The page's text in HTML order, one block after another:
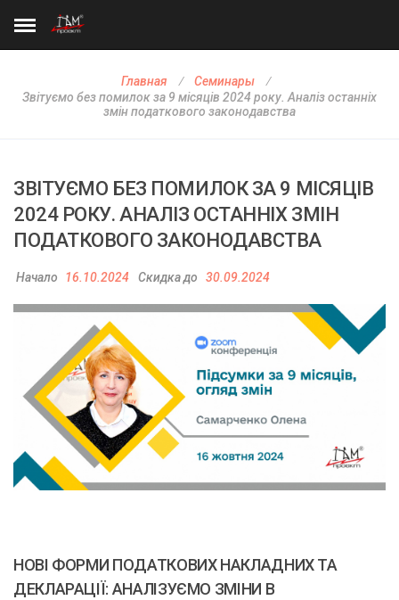
Главная
Семинары
Звітуємо без помилок за 9 місяців 2024 року. Аналіз останніх
змін податкового законодавства
ЗВІТУЄМО БЕЗ ПОМИЛОК ЗА 9 МІСЯЦІВ
2024 РОКУ. АНАЛІЗ ОСТАННІХ ЗМІН
ПОДАТКОВОГО ЗАКОНОДАВСТВА
Начало 16.10.2024 Скидка до 30.09.2024
НОВІ ФОРМИ ПОДАТКОВИХ НАКЛАДНИХ ТА
ДЕКЛАРАЦІЇ: АНАЛІЗУЄМО ЗМІНИ В